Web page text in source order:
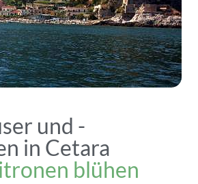
und -
in Cetara
blühen